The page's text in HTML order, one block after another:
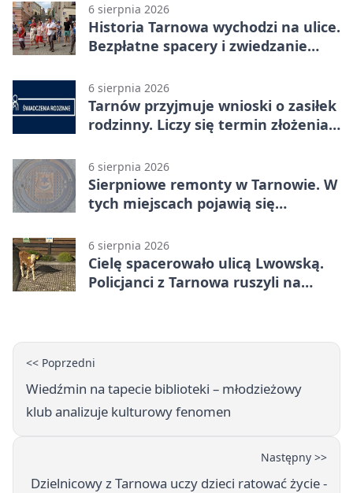
6 sierpnia 2026
Historia Tarnowa wychodzi na ulice.
Bezpłatne spacery i zwiedzanie
6 sierpnia 2026
Tarnów przyjmuje wnioski o zasiłek
rodzinny. Liczy się termin złożenia
6 sierpnia 2026
Sierpniowe remonty w Tarnowie. W
tych miejscach pojawią się
6 sierpnia 2026
Cielę spacerowało ulicą Lwowską.
Policjanci z Tarnowa ruszyli na
<< Poprzedni
Wiedźmin na tapecie biblioteki – młodzieżowy
klub analizuje kulturowy fenomen
Następny >>
Dzielnicowy z Tarnowa uczy dzieci ratować życie -